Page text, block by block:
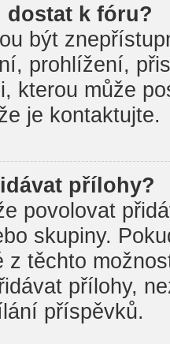
dostat k fóru?
být
prohlížení,
kterou může
je kontaktujte.
přílohy?
povolovat
skupiny.
z těchto
přílohy,
příspěvků.